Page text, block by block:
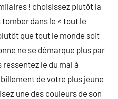
! choisissez plutôt la
dans le « tout le
que tout le monde soit
ne se démarque plus par
le du mal à
de votre plus jeune
une des couleurs de son